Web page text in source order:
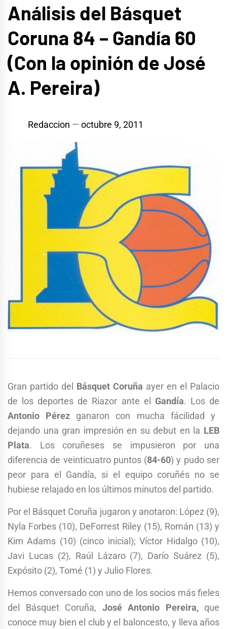
Análisis del Básquet
Coruna 84 – Gandía 60
(Con la opinión de José
A. Pereira)
Redaccion octubre 9, 2011
Gran partido del Básquet Coruña ayer en el Palacio
de los deportes de Riazor ante el Gandía. Los de
Antonio Pérez ganaron con mucha fácilidad y
dejando una gran impresión en su debut en la LEB
Plata. Los coruñeses se impusieron por una
diferencia de veinticuatro puntos (84-60) y pudo ser
peor para el Gandía, si el equipo coruñés no se
hubiese relajado en los últimos minutos del partido.
Por el Básquet Coruña jugaron y anotaron: López (9),
Nyla Forbes (10), DeForrest Riley (15), Román (13) y
Kim Adams (10) (cinco inicial); Víctor Hidalgo (10),
Javi Lucas (2), Raúl Lázaro (7), Darío Suárez (5),
Expósito (2), Tomé (1) y Julio Flores.
Hemos conversado con uno de los socios más fieles
del Básquet Coruña, José Antonio Pereira,que
conoce muy bien el club y el baloncesto, y lleva años